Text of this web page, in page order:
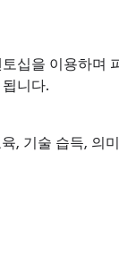
십을 이용하며
니다.
기술 습득, 의